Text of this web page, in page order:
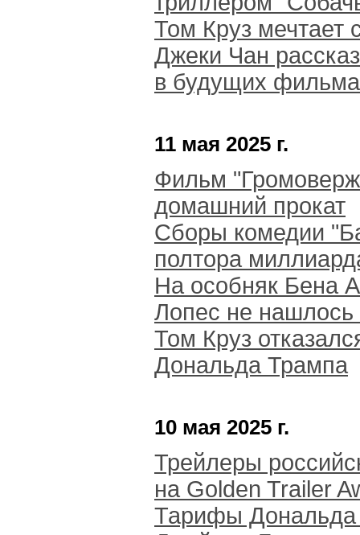
Том Круз мечтает
Джеки Чан
в будущих
11 мая 2025 г.
Фильм
домашний прокат
Сборы комедии
полтора
На особняк Бена
Лопес не нашлось
Том Круз
Дональда Трампа
10 мая 2025 г.
Трейлеры
на Golden Trailer
Тарифы